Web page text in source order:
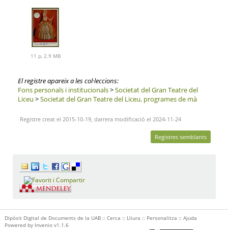
11 p, 2.9 MB
El registre apareix a les col·leccions:
Fons personals i institucionals>Societat del Gran Teatre del
Liceu >Societat del Gran Teatre del Liceu, programes de mà
Registre creat el 2015-10-19, darrera modificació el 2024-11-24
Registres semblants
Dipòsit Digital de Documents de la UAB :: Cerca :: Lliura :: Personalitza :: Ajuda
Powered by Inveniov1.1.6